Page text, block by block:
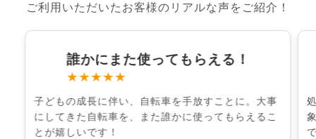
ご利用いただいたお客様のリアルな声をご紹介！
誰かにまた使ってもらえる！
★★★★★
子どもの成長に伴い、自転車を手放すことに。大事
にしてきた自転車を、また誰かに使ってもらえるこ
とが嬉しいです！